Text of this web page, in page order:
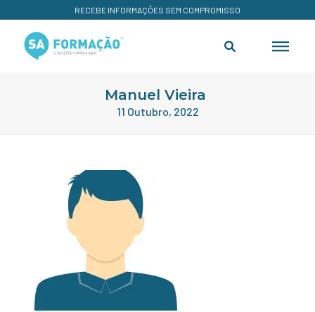
RECEBE INFORMAÇÕES SEM COMPROMISSO
Manuel Vieira
11 Outubro, 2022